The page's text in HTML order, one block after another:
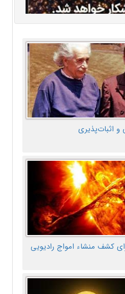
و اثبات‌پذیری
کشف منشاء امواج رادیویی